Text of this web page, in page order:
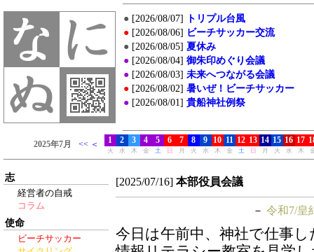
志
経営者の自戒
コラム
使命
ビーチサッカー
[2025/07/16] 本部役員会議
－ 令和7/皇
今日は午前中、神社で仕事